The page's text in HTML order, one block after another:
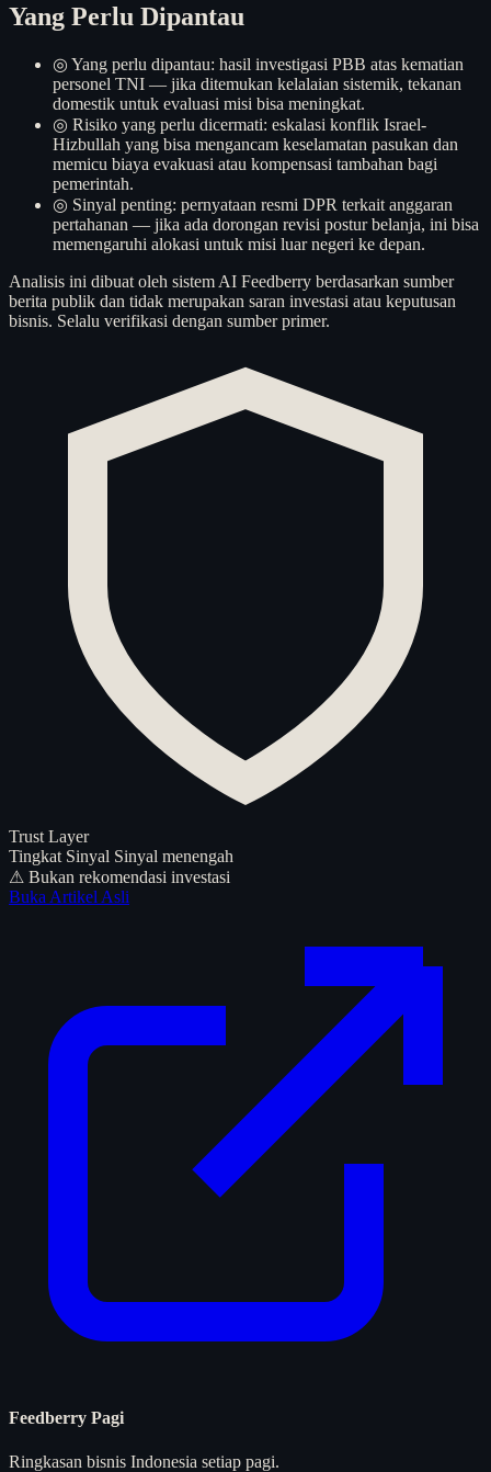
Yang Perlu Dipantau
◎ Yang perlu dipantau: hasil investigasi PBB atas kematian
personel TNI — jika ditemukan kelalaian sistemik, tekanan
domestik untuk evaluasi misi bisa meningkat.
◎ Risiko yang perlu dicermati: eskalasi konflik Israel-
Hizbullah yang bisa mengancam keselamatan pasukan dan
memicu biaya evakuasi atau kompensasi tambahan bagi
pemerintah.
◎ Sinyal penting: pernyataan resmi DPR terkait anggaran
pertahanan — jika ada dorongan revisi postur belanja, ini bisa
memengaruhi alokasi untuk misi luar negeri ke depan.
Analisis ini dibuat oleh sistem AI Feedberry berdasarkan sumber
berita publik dan tidak merupakan saran investasi atau keputusan
bisnis. Selalu verifikasi dengan sumber primer.
Trust Layer
Tingkat Sinyal Sinyal menengah
⚠ Bukan rekomendasi investasi
Buka Artikel Asli
Feedberry Pagi
Ringkasan bisnis Indonesia setiap pagi.